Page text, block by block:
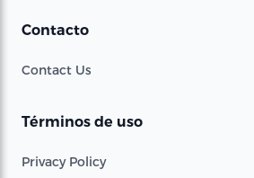
Contacto
Contact Us
Términos de uso
Privacy Policy